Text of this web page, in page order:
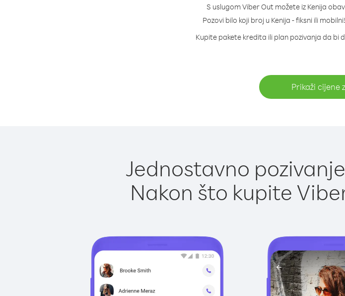
S uslugom Viber Out možete iz Kenija
Pozovi bilo koji broj u Kenija - fiksni ili
Kupite pakete kredita ili plan pozivanja da bi
Prikaži cijene
Jednostavno
Nakon što kupite